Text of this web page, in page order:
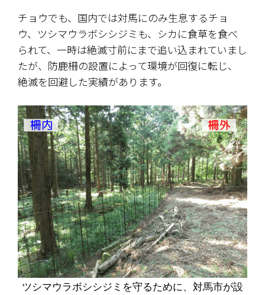
チョウでも、国内では対馬にのみ生息するチョ
ウ、ツシマウラボシシジミも、シカに食草を食べ
られて、一時は絶滅寸前にまで追い込まれていまし
たが、防鹿柵の設置によって環境が回復に転じ、
絶滅を回避した実績があります。
ツシマウラボシシジミを守るために、対馬市が設